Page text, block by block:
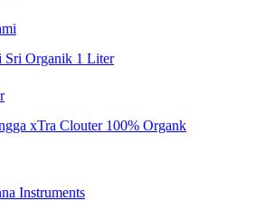
Sri Organik 1 Liter
xTra Clouter 100% Organk
Instruments